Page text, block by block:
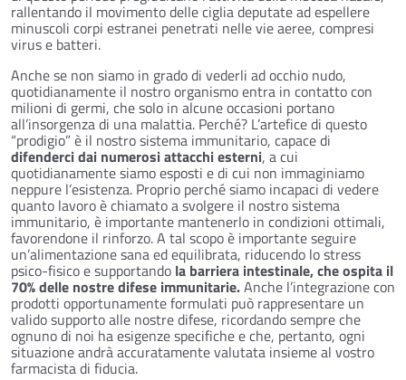
rallentando il movimento delle ciglia deputate ad espellere
minuscoli corpi estranei penetrati nelle vie aeree, compresi
virus e batteri.
Anche se non siamo in grado di vederli ad occhio nudo,
quotidianamente il nostro organismo entra in contatto con
milioni di germi, che solo in alcune occasioni portano
all’insorgenza di una malattia. Perché? L’artefice di questo
“prodigio” è il nostro sistema immunitario, capace di
difenderci dai numerosi attacchi esterni, a cui
quotidianamente siamo esposti e di cui non immaginiamo
neppure l’esistenza. Proprio perché siamo incapaci di vedere
quanto lavoro è chiamato a svolgere il nostro sistema
immunitario, è importante mantenerlo in condizioni ottimali,
favorendone il rinforzo. A tal scopo è importante seguire
un’alimentazione sana ed equilibrata, riducendo lo stress
psico-fisico e supportando la barriera intestinale, che ospita il
70% delle nostre difese immunitarie.Anche l’integrazione con
prodotti opportunamente formulati può rappresentare un
valido supporto alle nostre difese, ricordando sempre che
ognuno di noi ha esigenze specifiche e che, pertanto, ogni
situazione andrà accuratamente valutata insieme al vostro
farmacista di fiducia.